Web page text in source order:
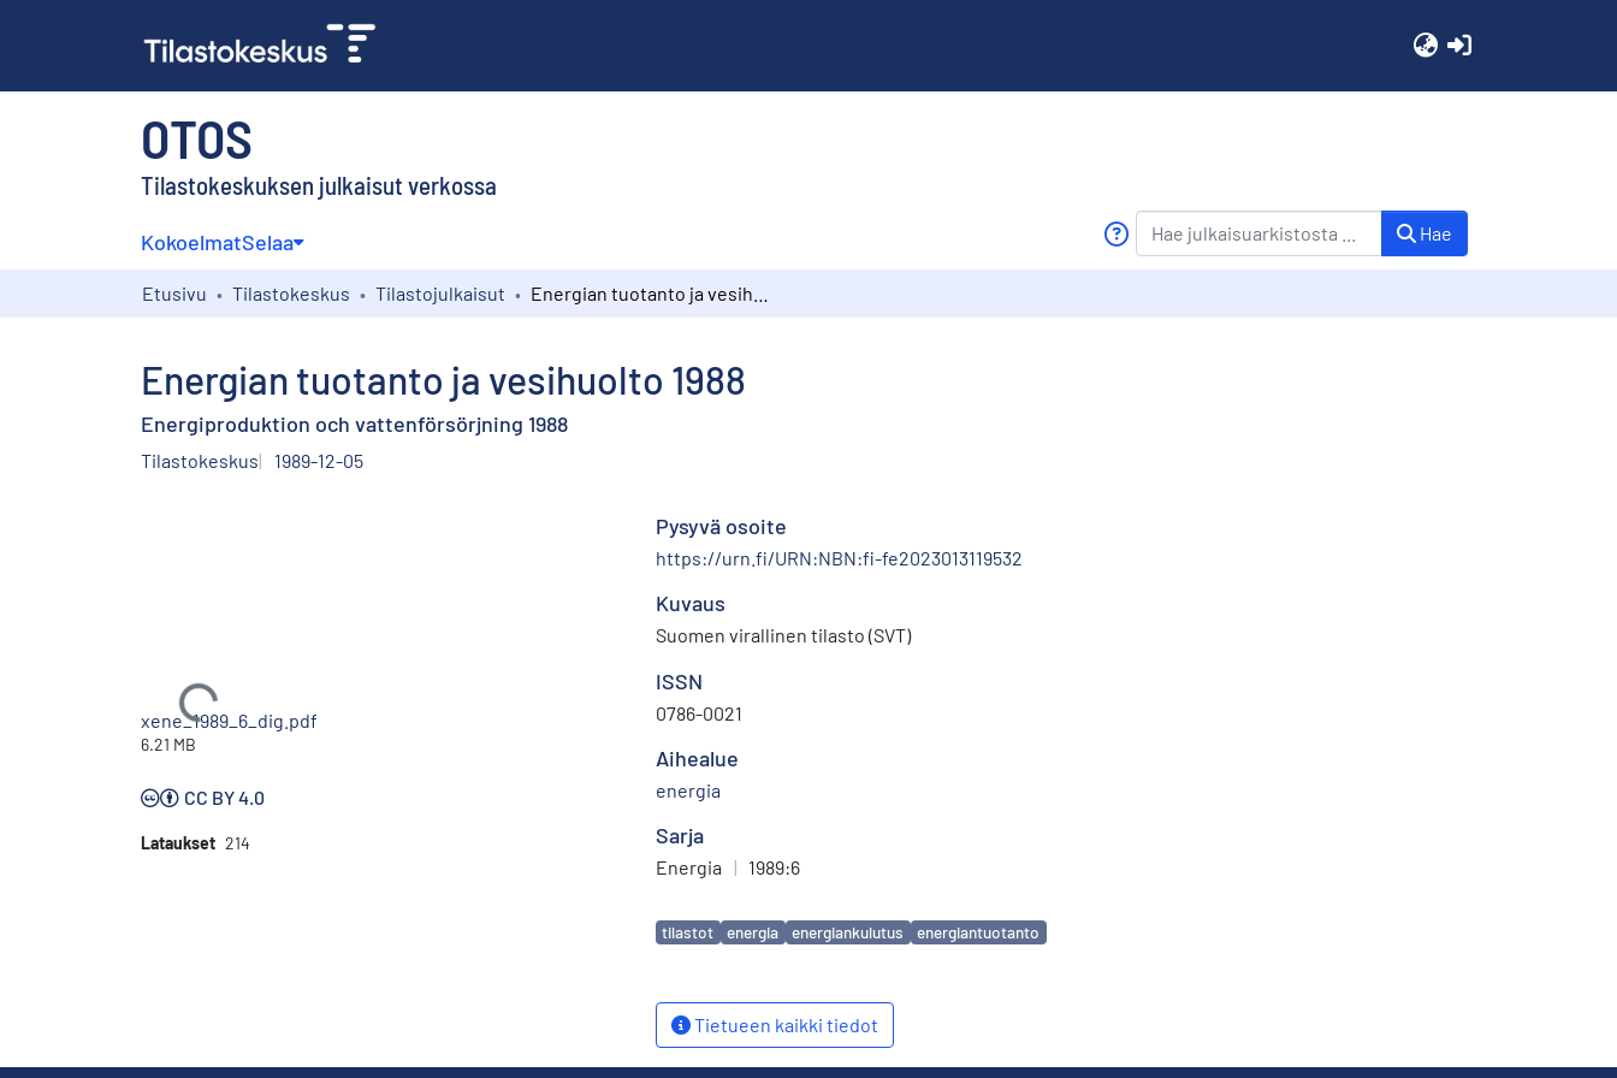
OTOS
Tilastokeskuksen julkaisut verkossa
KokoelmatSelaa Hae
Etusivu Tilastokeskus Tilastojulkaisut
Energian tuotanto ja vesihuolto 1988
Energiproduktion och vattenförsörjning 1988
Tilastokeskus 1989-12-05
Ladataan...
xene_1989_6_dig.pdf
6.21 MB
CC BY 4.0
Lataukset 214
Pysyvä osoite
https://urn.fi/URN:NBN:fi-fe2023013119532
Kuvaus
Suomen virallinen tilasto (SVT)
ISSN
0786-0021
Aihealue
energia
Sarja
Energia | 1989:6
Avainsanat
tilastot energia energiankulutus energiantuotanto
Tietueen kaikki tiedot